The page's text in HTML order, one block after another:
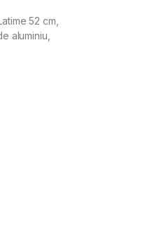
52 cm,
aluminiu,
52cm, Iluminare LED, 1